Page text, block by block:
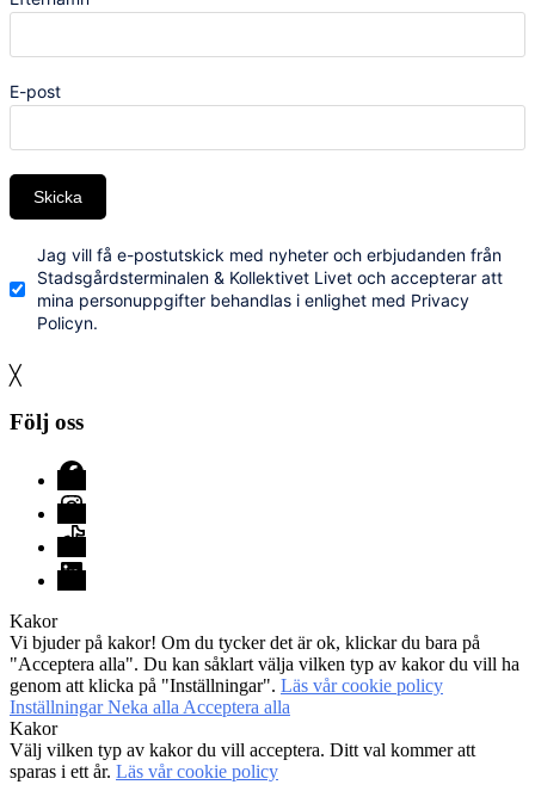
E-post
Skicka
Jag vill få e-postutskick med nyheter och erbjudanden från
Stadsgårdsterminalen & Kollektivet Livet och accepterar att
mina personuppgifter behandlas i enlighet med Privacy
Policyn.
╳
Följ oss
Facebook
Instagram
TikTok
LinkedIn
Kakor
Vi bjuder på kakor! Om du tycker det är ok, klickar du bara på
"Acceptera alla". Du kan såklart välja vilken typ av kakor du vill ha
genom att klicka på "Inställningar". Läs vår cookie policy
InställningarNeka alla Acceptera alla
Kakor
Välj vilken typ av kakor du vill acceptera. Ditt val kommer att
sparas i ett år. Läs vår cookie policy